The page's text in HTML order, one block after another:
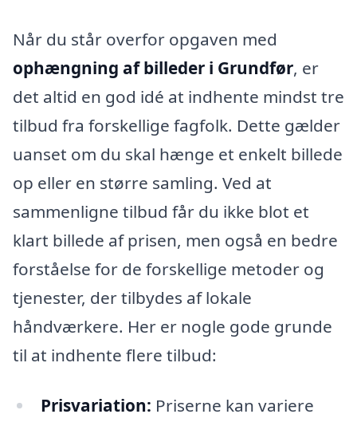
Når du står overfor opgaven med
ophængning af billeder i Grundfør, er
det altid en god idé at indhente mindst tre
tilbud fra forskellige fagfolk. Dette gælder
uanset om du skal hænge et enkelt billede
op eller en større samling. Ved at
sammenligne tilbud får du ikke blot et
klart billede af prisen, men også en bedre
forståelse for de forskellige metoder og
tjenester, der tilbydes af lokale
håndværkere. Her er nogle gode grunde
til at indhente flere tilbud:
Prisvariation: Priserne kan variere